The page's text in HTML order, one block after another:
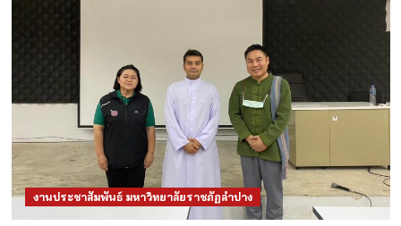
งานประชาสัมพันธ์ มหาวิทยาลัยราชภัฏลำปาง